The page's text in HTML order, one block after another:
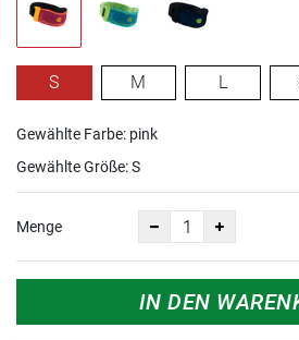
S M L
Gewählte Farbe: pink
Gewählte Größe:S
Menge
IN DEN